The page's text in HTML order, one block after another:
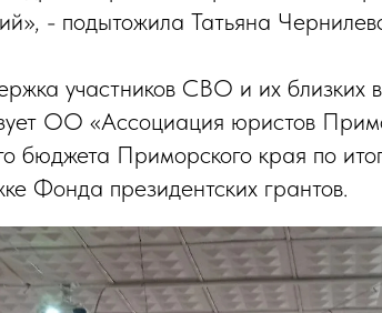
- подытожила Татьяна
участников СВО и их близких
ОО «Ассоциация юристов
бюджета Приморского края по
Фонда президентских грантов.